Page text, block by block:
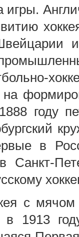
и
на
году
в
Санкт-
с
в 1913